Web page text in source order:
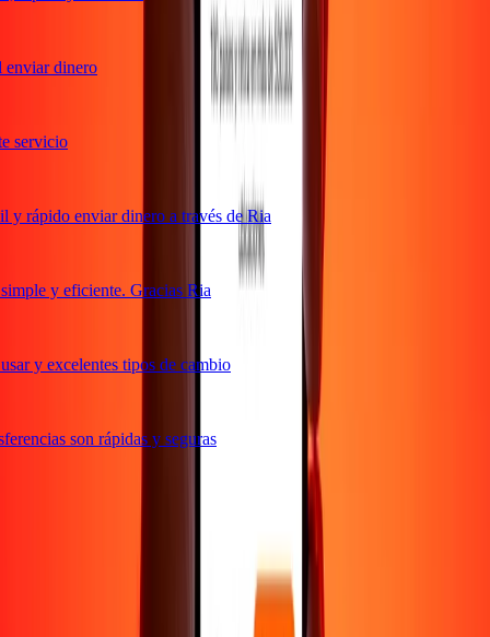
dinero
rápido enviar dinero a través de Ria
y eficiente. Gracias Ria
y excelentes tipos de cambio
son rápidas y seguras